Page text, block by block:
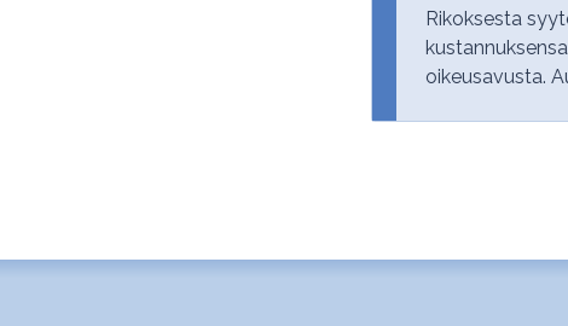
Rikoksesta
oikeusavusta.